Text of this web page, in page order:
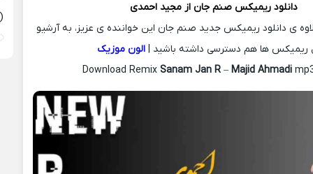
دانلود ریمیکس صنم جان ازمجید احمدی
ی دانلود ریمیکس جدید صنم جان این خواننده ی عزیز، به آرشیو
ریمیکس ها هم دسترسی داشته باشید |الون موزیک
Download RemixSanam Jan R –Majid Ahmadi